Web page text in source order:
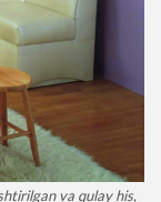
va qulay his,